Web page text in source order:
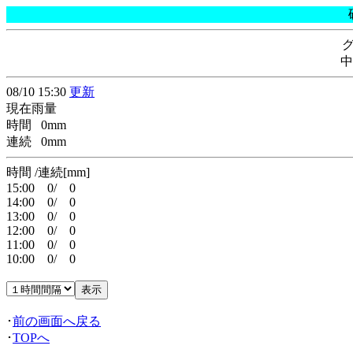
08/10 15:30 更新
現在雨量
時間 0mm
連続 0mm
時間 /連続[mm]
15:00 0/ 0
14:00 0/ 0
13:00 0/ 0
12:00 0/ 0
11:00 0/ 0
10:00 0/ 0
･前の画面へ戻る
･TOPへ